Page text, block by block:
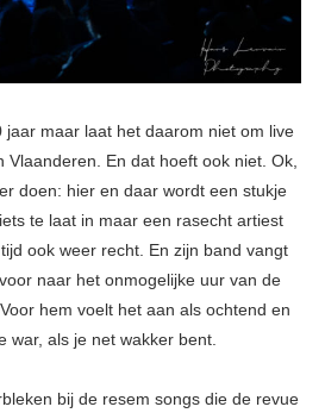
maar laat het daarom niet om live
Vlaanderen. En dat hoeft ook niet. Ok,
doen: hier en daar wordt een stukje
te laat in maar een rasecht artiest
ook weer recht. En zijn band vangt
naar het onmogelijke uur van de
hem voelt het aan als ochtend en
war, als je net wakker bent.
bij de resem songs die de revue